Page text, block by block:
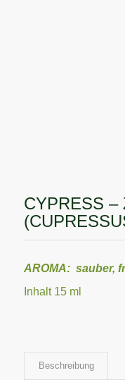
CYPRESS –
AROMA: sauber,
Inhalt 15 ml
Beschreibung